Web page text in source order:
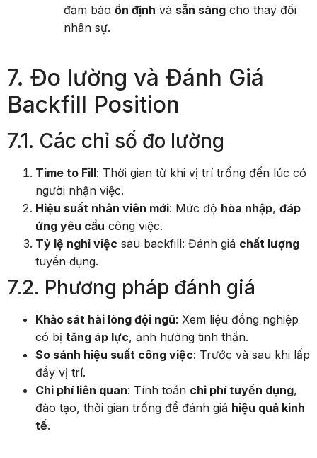
đảm bảo ổn định và sẵn sàng cho thay đổi
nhân sự.
7. Đo lường và Đánh Giá
Backfill Position
7.1. Các chỉ số đo lường
Time to Fill: Thời gian từ khi vị trí trống đến lúc có
người nhận việc.
Hiệu suất nhân viên mới: Mức độ hòa nhập, đáp
ứng yêu cầu công việc.
Tỷ lệ nghỉ việc sau backfill: Đánh giá chất lượng
tuyển dụng.
7.2. Phương pháp đánh giá
Khảo sát hài lòng đội ngũ: Xem liệu đồng nghiệp
có bị tăng áp lực, ảnh hưởng tinh thần.
So sánh hiệu suất công việc: Trước và sau khi lấp
đầy vị trí.
Chi phí liên quan: Tính toán chi phí tuyển dụng,
đào tạo, thời gian trống để đánh giá hiệu quả kinh
tế.